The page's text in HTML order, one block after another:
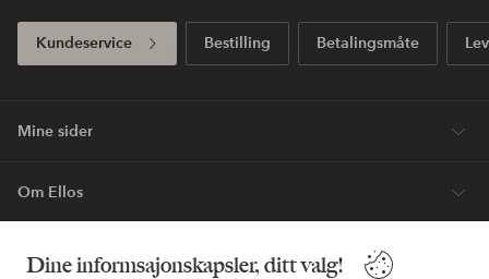
Dine informsajonskapsler, ditt valg!
Kundeservice Bestilling Betalingsmåte
Mine sider
Om Ellos